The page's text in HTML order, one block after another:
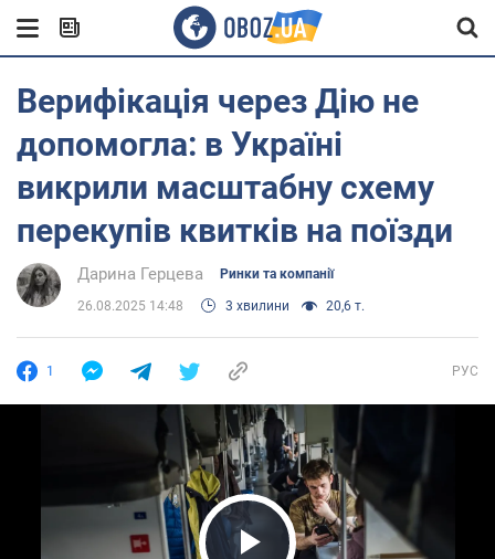
Верифікація через Дію не
допомогла: в Україні
викрили масштабну схему
перекупів квитків на поїзди
Дарина Герцева Ринки та компанії
26.08.2025 14:48 3 хвилини 20,6 т.
1 РУС